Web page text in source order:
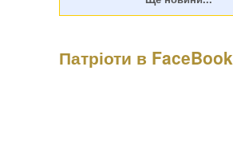
Патріоти в FaceBook